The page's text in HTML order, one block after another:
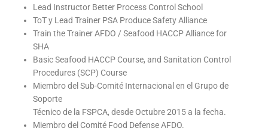
Lead Instructor Better Process Control School
ToT y Lead Trainer PSA Produce Safety Alliance
Train the Trainer AFDO / Seafood HACCP Alliance for
SHA
Basic Seafood HACCP Course, and Sanitation Control
Procedures (SCP) Course
Miembro del Sub-Comité Internacional en el Grupo de
Soporte
Técnico de la FSPCA, desde Octubre 2015 a la fecha.
Miembro del Comité Food Defense AFDO.